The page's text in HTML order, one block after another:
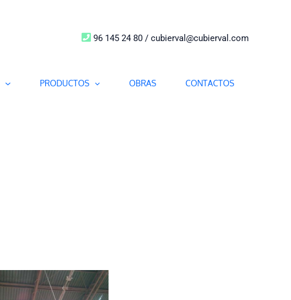
96 145 24 80 / cubierval@cubierval.com
PRODUCTOS OBRAS CONTACTOS